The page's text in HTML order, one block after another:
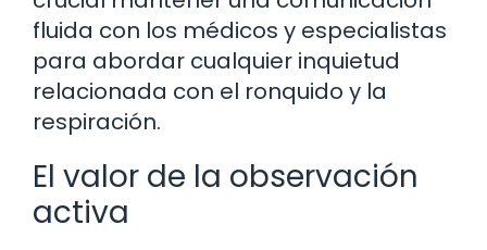
fluida con los médicos y especialistas
para abordar cualquier inquietud
relacionada con el ronquido y la
respiración.
El valor de la observación
activa